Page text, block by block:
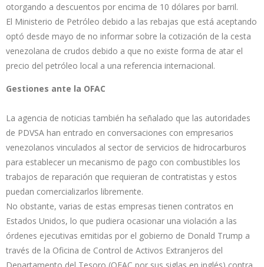
otorgando a descuentos por encima de 10 dólares por barril.
El Ministerio de Petróleo debido a las rebajas que está aceptando
optó desde mayo de no informar sobre la cotización de la cesta
venezolana de crudos debido a que no existe forma de atar el
precio del petróleo local a una referencia internacional.
Gestiones ante la OFAC
La agencia de noticias también ha señalado que las autoridades
de PDVSA han entrado en conversaciones con empresarios
venezolanos vinculados al sector de servicios de hidrocarburos
para establecer un mecanismo de pago con combustibles los
trabajos de reparación que requieran de contratistas y estos
puedan comercializarlos libremente.
No obstante, varias de estas empresas tienen contratos en
Estados Unidos, lo que pudiera ocasionar una violación a las
órdenes ejecutivas emitidas por el gobierno de Donald Trump a
través de la Oficina de Control de Activos Extranjeros del